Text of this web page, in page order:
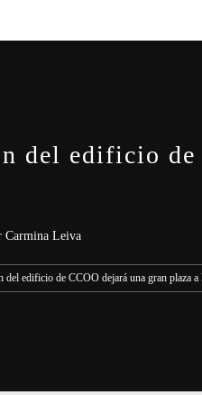
del edificio de
Carmina Leiva
del edificio de CCOO dejará una gran plaza